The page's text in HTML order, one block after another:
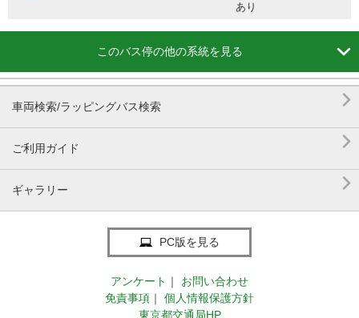
あり
このバス停の他の系統を見る 
車両検索/ラッピングバス検索 
ご利用ガイド 
ギャラリー 
PC版を見る
アンケート ｜
お問い合わせ
免責事項 ｜
個人情報保護方針
東京都交通局HP